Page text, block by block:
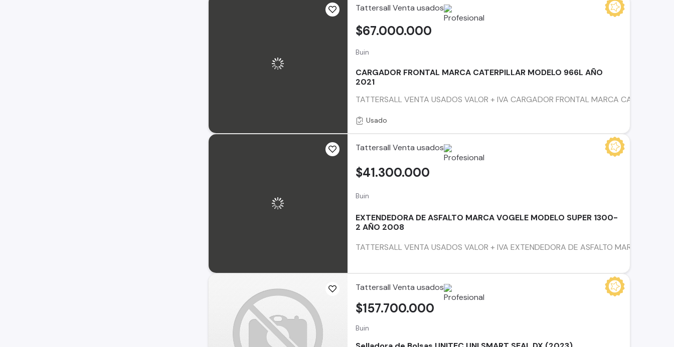
Tattersall Venta usados
Buin
CARGADOR FRONTAL MARCA CATERPILLAR MODELO 966L AÑO
2021
TATTERSALL VENTA USADOS VALOR + IVA CARGADOR FRONTAL MARCA
$67.000.000
Usado
Tattersall Venta usados
Buin
EXTENDEDORA DE ASFALTO MARCA VOGELE MODELO SUPER 1300-
2 AÑO 2008
TATTERSALL VENTA USADOS VALOR + IVA EXTENDEDORA DE ASFALTO MARCA
$41.300.000
Tattersall Venta usados
Buin
$157.700.000